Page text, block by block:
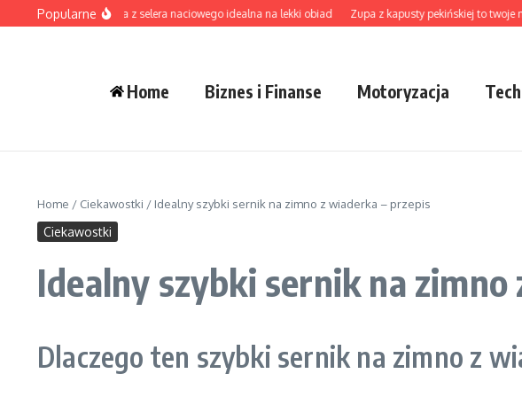
Przejdź do treści
Popularne
Aromatyczna zupa z selera naciowego idealna na lekki obiad Zupa z kapusty pekińskiej to twoje
Home Biznes i Finanse Motoryzacja
Home / Ciekawostki / Idealny szybki sernik na zimno z wiaderka – przepis
Ciekawostki
Idealny szybki sernik na zimno
Dlaczego ten szybki sernik na zimno z